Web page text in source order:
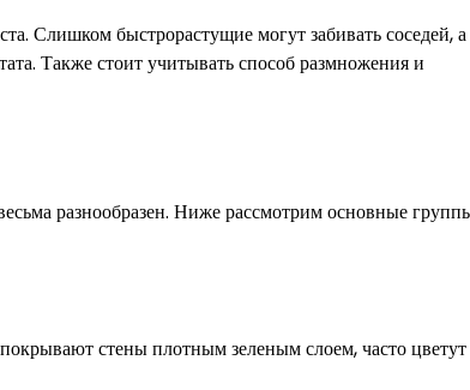
Слишком быстрорастущие могут забивать соседей, а
Также стоит учитывать способ размножения и
разнообразен. Ниже рассмотрим основные
стены плотным зеленым слоем, часто